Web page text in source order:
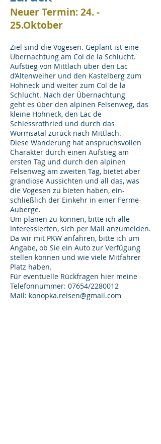
Neuer Termin: 24. -
25.Oktober
Ziel sind die Vogesen. Geplant ist eine
Übernachtung am Col de la Schlucht.
Aufstieg von Mittlach über den Lac
d’Altenweiher und den Kastelberg zum
Hohneck und weiter zum Col de la
Schlucht. Nach der Übernachtung
geht es über den alpinen Felsenweg, das
kleine Hohneck, den Lac de
Schiessrothried und durch das
Wormsatal zurück nach Mittlach.
Diese Wanderung hat anspruchsvollen
Charakter durch einen Aufstieg am
ersten Tag und durch den alpinen
Felsenweg am zweiten Tag, bietet aber
grandiose Aussichten und all das, was
die Vogesen zu bieten haben, ein-
schließlich der Einkehr in einer Ferme-
Auberge.
Um planen zu können, bitte ich alle
Interessierten, sich per Mail anzumelden.
Da wir mit PKW anfahren, bitte ich um
Angabe, ob Sie ein Auto zur Verfügung
stellen können und wie viele Mitfahrer
Platz haben.
Für eventuelle Rückfragen hier meine
Telefonnummer: 07654/2280012
Mail: konopka.reisen@gmail.com